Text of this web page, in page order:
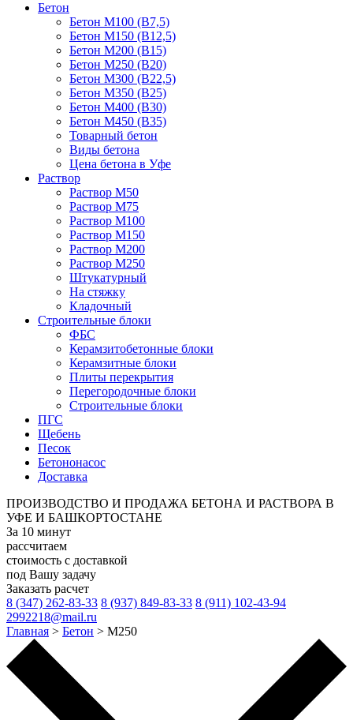
Бетон
Бетон М100 (B7,5)
Бетон М150 (B12,5)
Бетон М200 (B15)
Бетон М250 (B20)
Бетон М300 (B22,5)
Бетон М350 (B25)
Бетон М400 (B30)
Бетон М450 (B35)
Товарный бетон
Виды бетона
Цена бетона в Уфе
Раствор
Раствор М50
Раствор М75
Раствор М100
Раствор М150
Раствор М200
Раствор М250
Штукатурный
На стяжку
Кладочный
Строительные блоки
ФБС
Керамзитобетонные блоки
Керамзитные блоки
Плиты перекрытия
Перегородочные блоки
Строительные блоки
ПГС
Щебень
Песок
Бетононасос
Доставка
ПРОИЗВОДСТВО И ПРОДАЖА БЕТОНА И РАСТВОРА В
УФЕ И БАШКОРТОСТАНЕ
За 10 минут
рассчитаем
стоимость с доставкой
под Вашу задачу
Заказать расчет
8 (347) 262-83-33 8 (937) 849-83-33 8 (911) 102-43-94
2992218@mail.ru
Главная > Бетон > М250